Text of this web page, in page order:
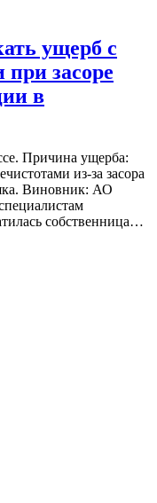
ущерб с
засоре
в
Причина ущерба:
из-за засора
Виновник: АО
собственница…